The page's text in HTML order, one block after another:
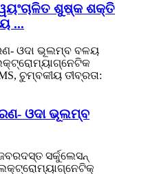
ଶୁଷ୍କ ଶକ୍ତି
...
ଓଦା ଭୂଲମ୍ବ